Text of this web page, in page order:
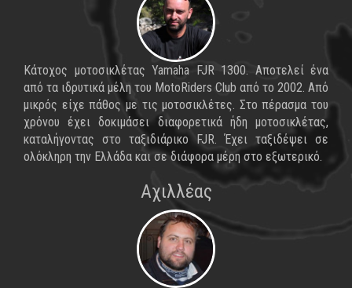
Κάτοχος μοτοσικλέτας Yamaha FJR 1300. Αποτελεί ένα
από τα ιδρυτικά μέλη του MotoRiders Club από το 2002. Από
μικρός είχε πάθος με τις μοτοσικλέτες. Στο πέρασμα του
χρόνου έχει δοκιμάσει διαφορετικά ήδη μοτοσικλέτας,
καταλήγοντας στο ταξιδιάρικο FJR. Έχει ταξιδέψει σε
ολόκληρη την Ελλάδα και σε διάφορα μέρη στο εξωτερικό.
Αχιλλέας